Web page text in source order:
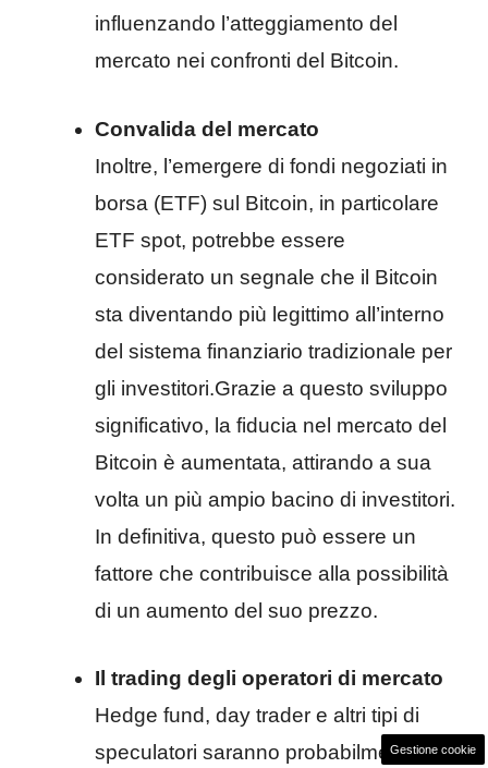
influenzando l’atteggiamento del
mercato nei confronti del Bitcoin.
Convalida del mercato
Inoltre, l’emergere di fondi negoziati in
borsa (ETF) sul Bitcoin, in particolare
ETF spot, potrebbe essere
considerato un segnale che il Bitcoin
sta diventando più legittimo all’interno
del sistema finanziario tradizionale per
gli investitori.Grazie a questo sviluppo
significativo, la fiducia nel mercato del
Bitcoin è aumentata, attirando a sua
volta un più ampio bacino di investitori.
In definitiva, questo può essere un
fattore che contribuisce alla possibilità
di un aumento del suo prezzo.
Il trading degli operatori di mercato
Hedge fund, day trader e altri tipi di
speculatori saranno probabilmenteGestione cookie